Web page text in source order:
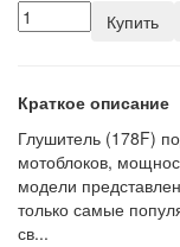
Купить
Краткое описание
Глушитель (178F)
мотоблоков,
модели
только самые
св...